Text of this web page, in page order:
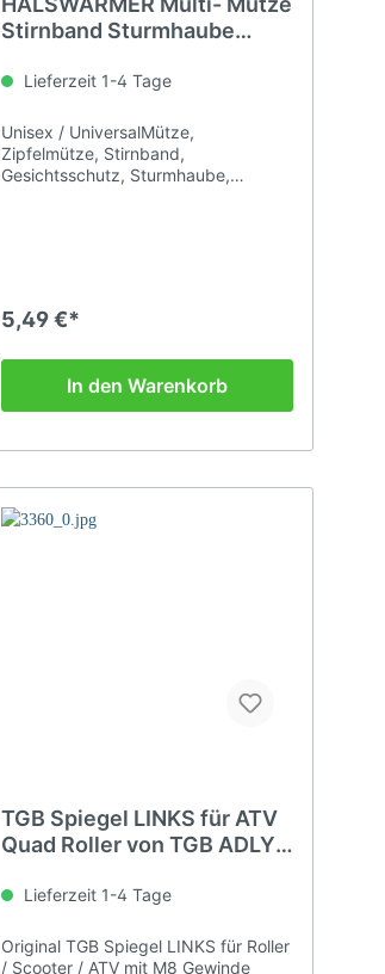
Stirnband Sturmhaube
Lieferzeit 1-4 Tage
Unisex / UniversalMütze,
Zipfelmütze, Stirnband,
Gesichtsschutz, Sturmhaube,
5,49 €*
In den Warenkorb
TGB Spiegel LINKS für ATV
Quad Roller von TGB ADLY
Lieferzeit 1-4 Tage
Original TGB Spiegel LINKS für Roller
/ Scooter / ATV mit M8 Gewinde